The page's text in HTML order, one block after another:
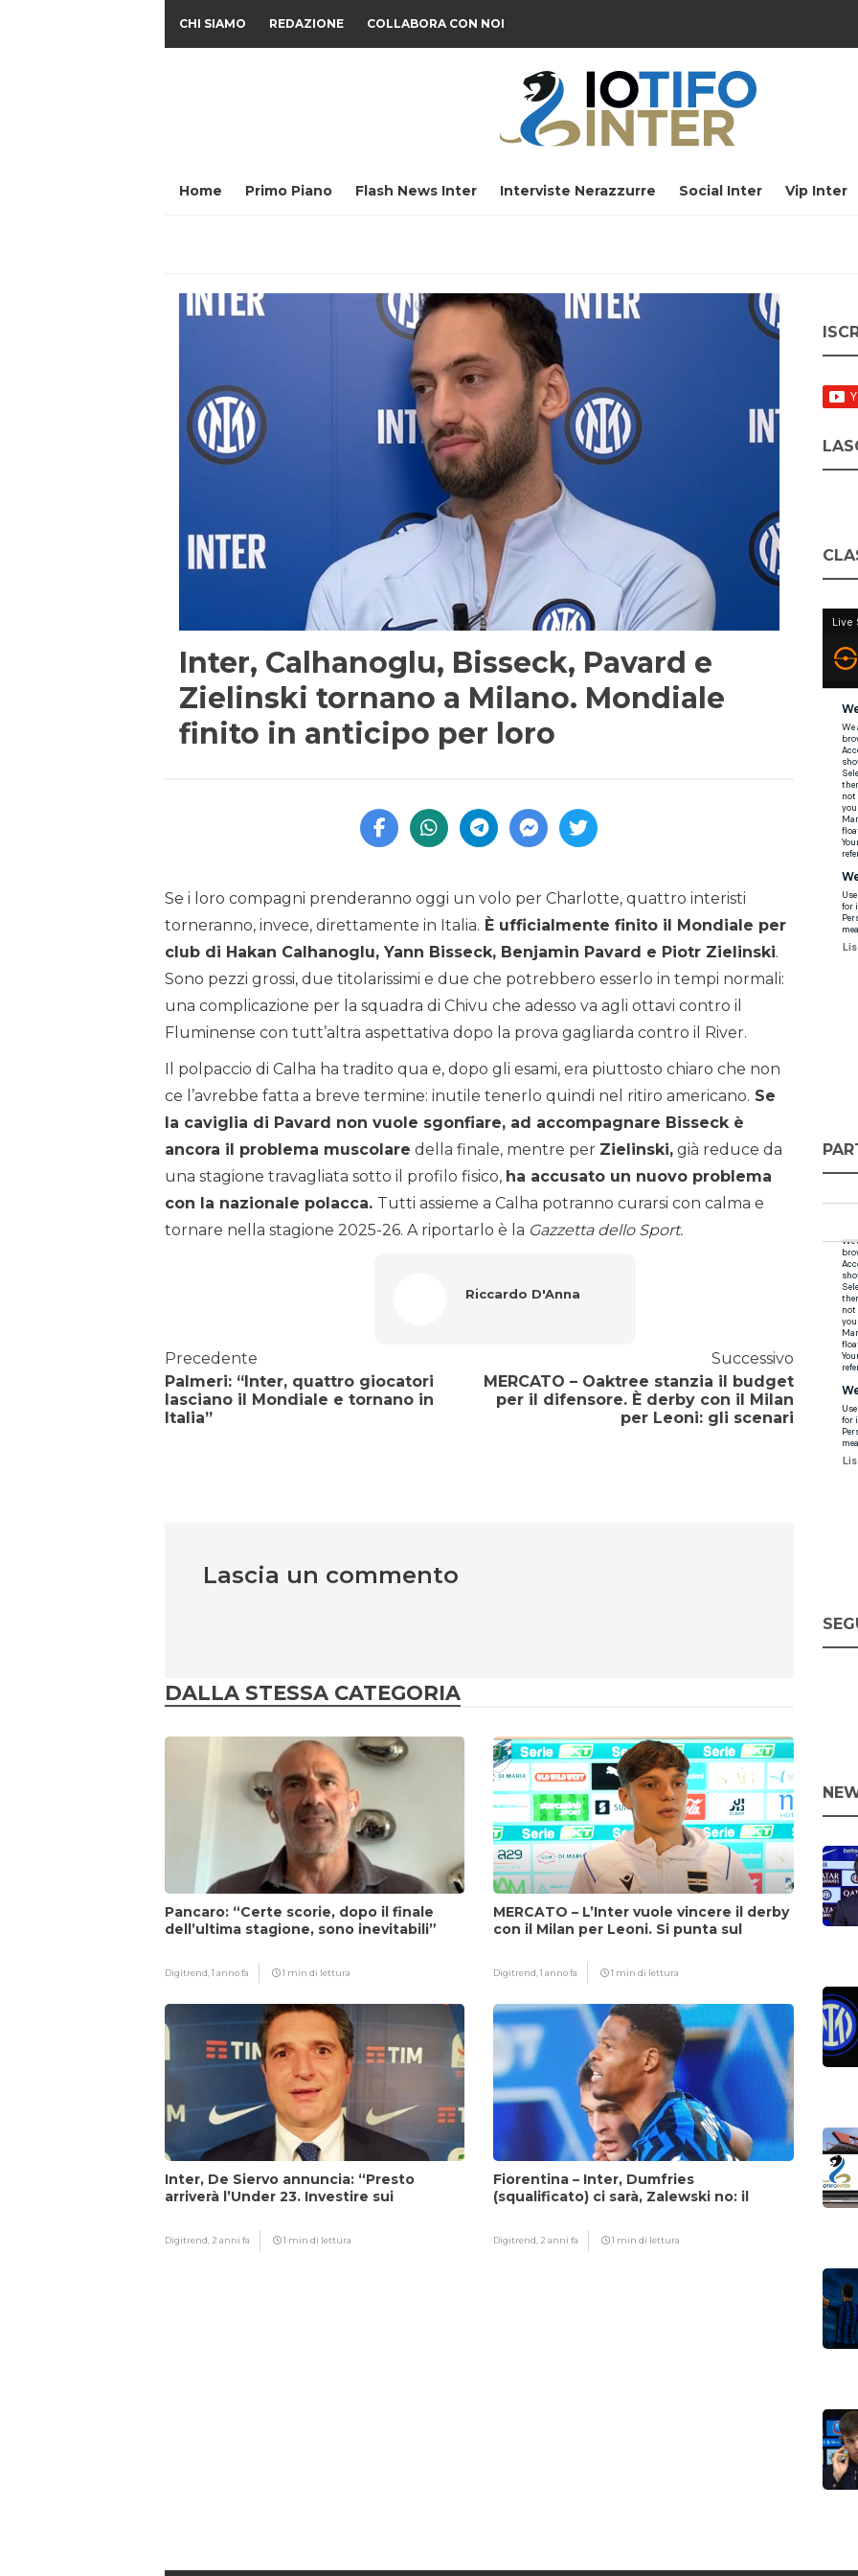
CHI SIAMO REDAZIONE COLLABORA CON NOI
Home Primo Piano Flash News Inter Interviste Nerazzurre Social Inter Vip Inter
Inter, Calhanoglu, Bisseck, Pavard e
Zielinski tornano a Milano. Mondiale
finito in anticipo per loro
Se i loro compagni prenderanno oggi un volo per Charlotte, quattro interisti
torneranno, invece, direttamente in Italia. È ufficialmente finito il Mondiale per
club di Hakan Calhanoglu, Yann Bisseck, Benjamin Pavard e Piotr Zielinski.
Sono pezzi grossi, due titolarissimi e due che potrebbero esserlo in tempi normali:
una complicazione per la squadra di Chivu che adesso va agli ottavi contro il
Fluminense con tutt’altra aspettativa dopo la prova gagliarda contro il River.
Il polpaccio di Calha ha tradito qua e, dopo gli esami, era piuttosto chiaro che non
ce l’avrebbe fatta a breve termine: inutile tenerlo quindi nel ritiro americano. Se
la caviglia di Pavard non vuole sgonfiare, ad accompagnare Bisseck è
ancora il problema muscolare della finale, mentre per Zielinski, già reduce da
una stagione travagliata sotto il profilo fisico, ha accusato un nuovo problema
con la nazionale polacca. Tutti assieme a Calha potranno curarsi con calma e
tornare nella stagione 2025-26. A riportarlo è la Gazzetta dello Sport.
Riccardo D'Anna
Precedente
Palmeri: “Inter, quattro giocatori
lasciano il Mondiale e tornano in
Italia”
Successivo
MERCATO – Oaktree stanzia il budget
per il difensore. È derby con il Milan
per Leoni: gli scenari
Lascia un commento
DALLA STESSA CATEGORIA
Pancaro: “Certe scorie, dopo il finale
dell’ultima stagione, sono inevitabili”
Digitrend,1 anno fa 1 min di lettura
MERCATO – L’Inter vuole vincere il derby
con il Milan per Leoni. Si punta sul
Digitrend,1 anno fa 1 min di lettura
Inter, De Siervo annuncia: “Presto
arriverà l’Under 23. Investire sui
Digitrend,2 anni fa 1 min di lettura
Fiorentina – Inter, Dumfries
(squalificato) ci sarà, Zalewski no: il
Digitrend,2 anni fa 1 min di lettura